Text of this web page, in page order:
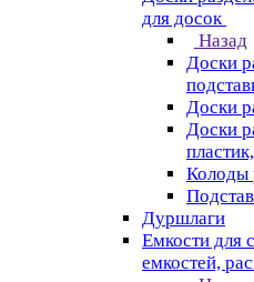
для досок
Назад
Доски
Доски
Доски
Колоды
Дуршлаги
Емкости для
емкостей,